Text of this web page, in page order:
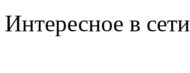
Интересное в сети